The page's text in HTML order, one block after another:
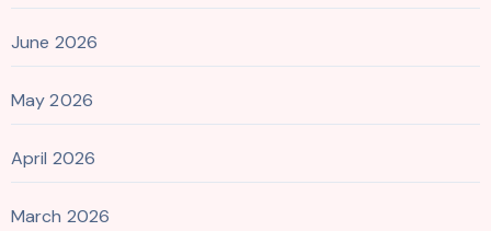
June 2026
May 2026
April 2026
March 2026